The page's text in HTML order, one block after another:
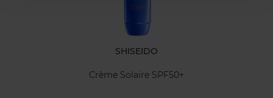
SHISEIDO
Crème Solaire SPF50+